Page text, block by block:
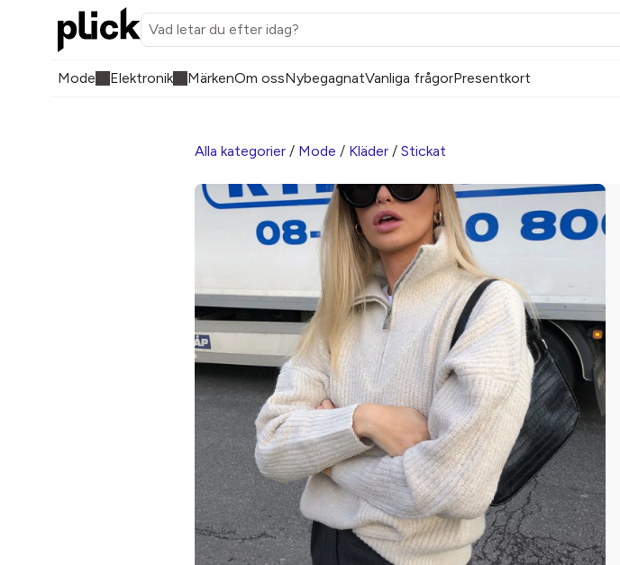
Mode Elektronik MärkenOm ossNybegagnatVanliga frågorPresentkort
Alla kategorier / Mode / Kläder / Stickat